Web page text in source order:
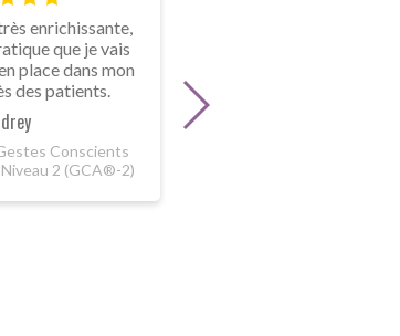
enrichissante,
que je vais
place dans mon
des patients.
Conscients
2 (GCA®-2)